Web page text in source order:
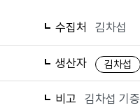
수집처 김차섭
생산자 김차섭
비고 김차섭 기증